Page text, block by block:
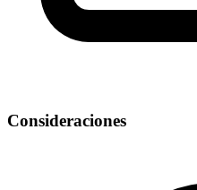
Consideraciones